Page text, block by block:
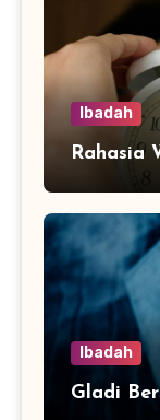
Ibadah
Rahasia
Ibadah
Gladi